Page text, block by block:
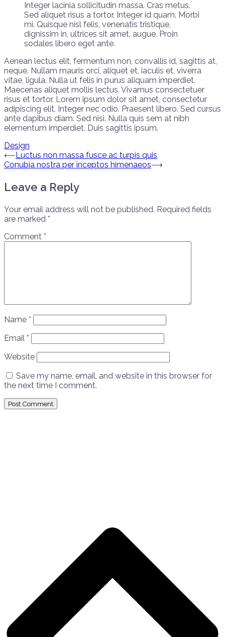
Integer lacinia sollicitudin massa. Cras metus.
Sed aliquet risus a tortor. Integer id quam. Morbi
mi. Quisque nisl felis, venenatis tristique,
dignissim in, ultrices sit amet, augue. Proin
sodales libero eget ante.
Aenean lectus elit, fermentum non, convallis id, sagittis at,
neque. Nullam mauris orci, aliquet et, iaculis et, viverra
vitae, ligula. Nulla ut felis in purus aliquam imperdiet.
Maecenas aliquet mollis lectus. Vivamus consectetuer
risus et tortor. Lorem ipsum dolor sit amet, consectetur
adipiscing elit. Integer nec odio. Praesent libero. Sed cursus
ante dapibus diam. Sed nisi. Nulla quis sem at nibh
elementum imperdiet. Duis sagittis ipsum.
Design
Post
navigation
⟵ Luctus non massa fusce ac turpis quis
Conubia nostra per inceptos himenaeos⟶
Leave a Reply
Your email address will not be published. Required fields
are marked *
Comment *
Name *
Email *
Website
Save my name, email, and website in this browser for
the next time I comment.